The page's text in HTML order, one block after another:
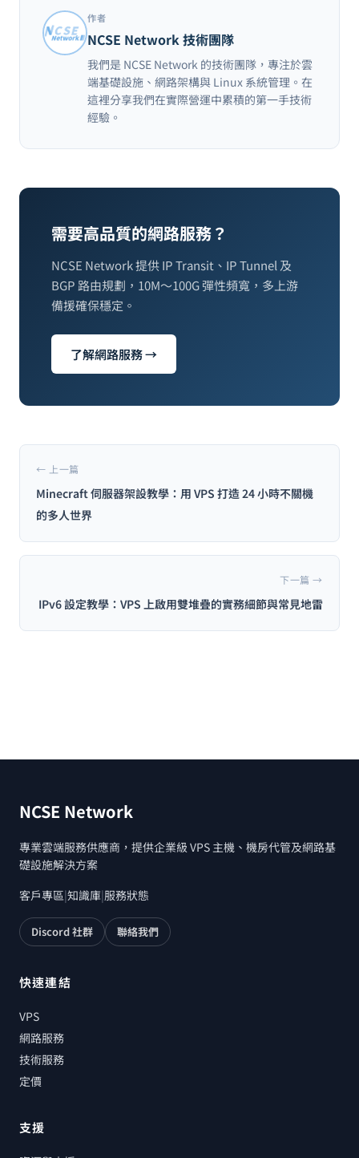
作者
NCSE Network 技術團隊
我們是 NCSE Network 的技術團隊，專注於雲
端基礎設施、網路架構與 Linux 系統管理。在
這裡分享我們在實際營運中累積的第一手技術
經驗。
需要高品質的網路服務？
NCSE Network 提供 IP Transit、IP Tunnel 及
BGP 路由規劃，10M～100G 彈性頻寬，多上游
備援確保穩定。
了解網路服務 →
← 上一篇
Minecraft 伺服器架設教學：用 VPS 打造 24 小時不關機
的多人世界
下一篇 →
IPv6 設定教學：VPS 上啟用雙堆疊的實務細節與常見地雷
NCSE Network
專業雲端服務供應商，提供企業級 VPS 主機、機房代管及網路基
礎設施解決方案
客戶專區|知識庫|服務狀態
Discord 社群 聯絡我們
快速連結
VPS
網路服務
技術服務
定價
支援